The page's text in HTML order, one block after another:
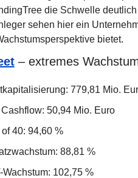
die Schwelle
sehen hier ein
bietet.
– extremes
779,81 Mio.
50,94 Mio. Euro
40: 94,60 %
88,81 %
Wachstum: 102,75 %